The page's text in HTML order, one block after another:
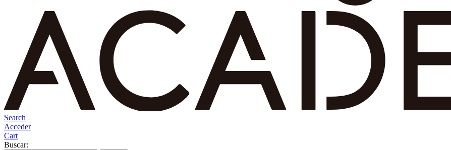
Search
Acceder
Cart
Buscar: